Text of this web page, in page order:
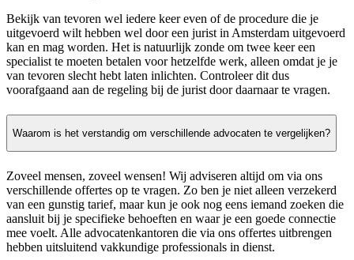
Bekijk van tevoren wel iedere keer even of de procedure die je
uitgevoerd wilt hebben wel door een jurist in Amsterdam uitgevoerd
kan en mag worden. Het is natuurlijk zonde om twee keer een
specialist te moeten betalen voor hetzelfde werk, alleen omdat je je
van tevoren slecht hebt laten inlichten. Controleer dit dus
voorafgaand aan de regeling bij de jurist door daarnaar te vragen.
Waarom is het verstandig om verschillende advocaten te vergelijken?
Zoveel mensen, zoveel wensen! Wij adviseren altijd om via ons
verschillende offertes op te vragen. Zo ben je niet alleen verzekerd
van een gunstig tarief, maar kun je ook nog eens iemand zoeken die
aansluit bij je specifieke behoeften en waar je een goede connectie
mee voelt. Alle advocatenkantoren die via ons offertes uitbrengen
hebben uitsluitend vakkundige professionals in dienst.